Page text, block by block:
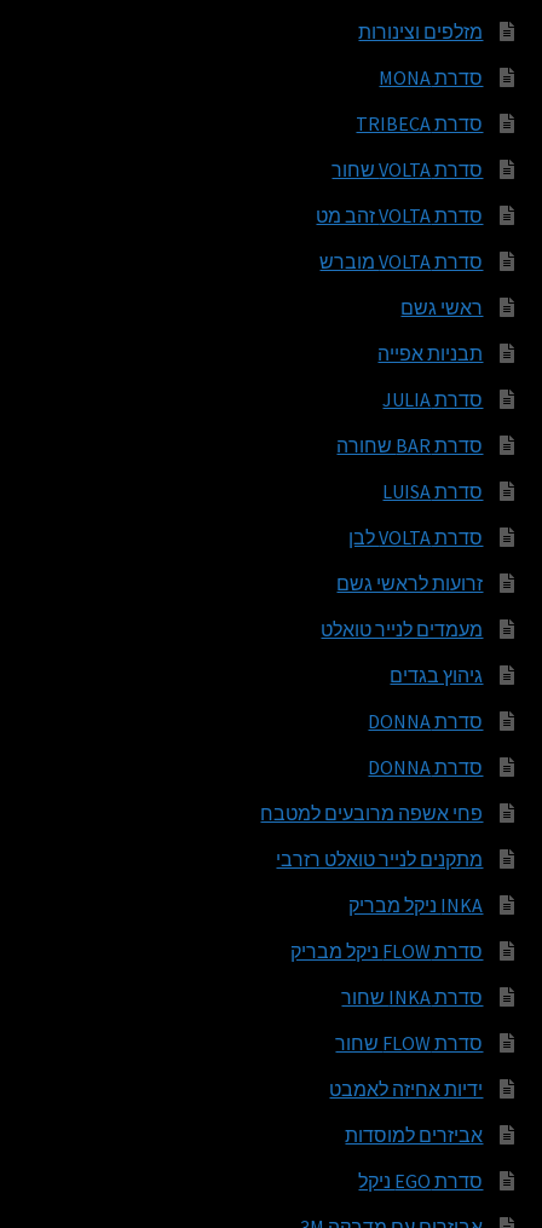
מזלפים וצינורות
סדרת MONA
סדרת TRIBECA
סדרת VOLTA שחור
סדרת VOLTA זהב מט
סדרת VOLTA מוברש
ראשי גשם
תבניות אפייה
סדרת JULIA
סדרת BAR שחורה
סדרת LUISA
סדרת VOLTA לבן
זרועות לראשי גשם
מעמדים לנייר טואלט
גיהוץ בגדים
סדרת DONNA
סדרת DONNA
פחי אשפה מרובעים למטבח
מתקנים לנייר טואלט רזרבי
INKA ניקל מבריק
סדרת FLOW ניקל מבריק
סדרת INKA שחור
סדרת FLOW שחור
ידיות אחיזה לאמבט
אביזרים למוסדות
סדרת EGO ניקל